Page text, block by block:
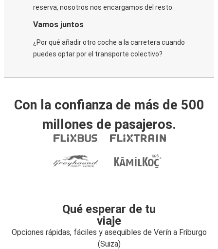
reserva, nosotros nos encargamos del resto.
Vamos juntos
¿Por qué añadir otro coche a la carretera cuando
puedes optar por el transporte colectivo?
Con la confianza de más de 500
millones de pasajeros.
Qué esperar de tu
viaje
Opciones rápidas, fáciles y asequibles de Verín a Friburgo
(Suiza)